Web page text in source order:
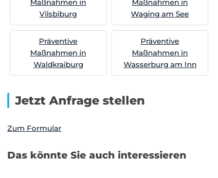
Maßnahmen in
Vilsbiburg
Maßnahmen in
Waging am See
Präventive
Maßnahmen in
Waldkraiburg
Präventive
Maßnahmen in
Wasserburg am Inn
Jetzt Anfrage stellen
Zum Formular
Das könnte Sie auch interessieren